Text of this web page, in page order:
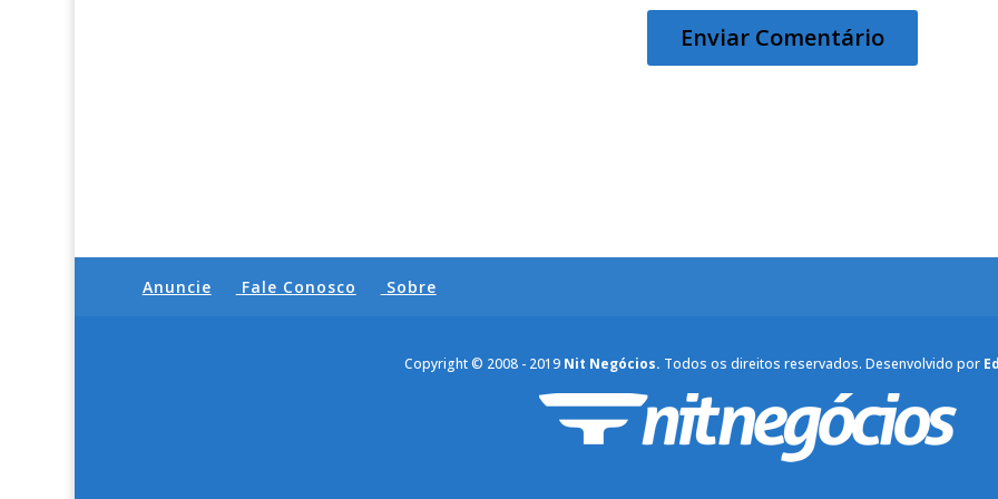
Anuncie Fale Conosco Sobre
Copyright © 2008 - 2019 Nit Negócios. Todos os direitos reservados. Desenvolvido por